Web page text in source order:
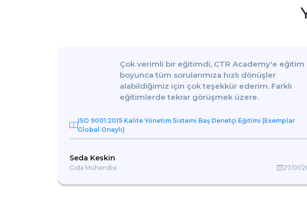
Çok verimli bir eğitimdi, CTR Academy'e eğitim
boyunca tüm sorularımıza hızlı dönüşler
alabildiğimiz için çok teşekkür ederim. Farklı
eğitimlerde tekrar görüşmek üzere.
ISO 9001:2015 Kalite Yönetim Sistemi Baş Denetçi Eğitimi (Exemplar
Global Onaylı)
Seda Keskin
Gıda Mühendisi 27/01/